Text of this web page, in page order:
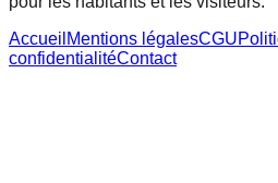
Accueil Mentions légalesCGU
confidentialitéContact